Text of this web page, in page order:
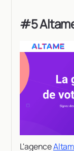
#5
L'agence